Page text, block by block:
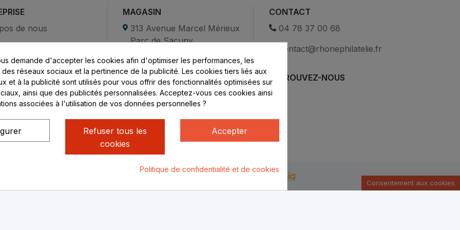
de nous
nous
MAGASIN
313 Avenue Marcel Mérieux
Parc de Sacuny
Lundi au vendredi :
8h - 16h
uniquement sur Rendez-
vous
CONTACT
04 78 37 00 68
contact@rhonephilatelie.fr
RETROUVEZ-NOUS
© Rhone Philatelie 2021
demande d'accepter les cookies afin d'optimiser les performances, les
réseaux sociaux et la pertinence de la publicité. Les cookies tiers liés aux
et à la publicité sont utilisés pour vous offrir des fonctionnalités optimisées sur
ainsi que des publicités personnalisées. Acceptez-vous ces cookies ainsi
associées à l'utilisation de vos données personnelles ?
Accepter
Refuser tous les
cookies
Politique de confidentialité et de cookies
Consentement aux cookies